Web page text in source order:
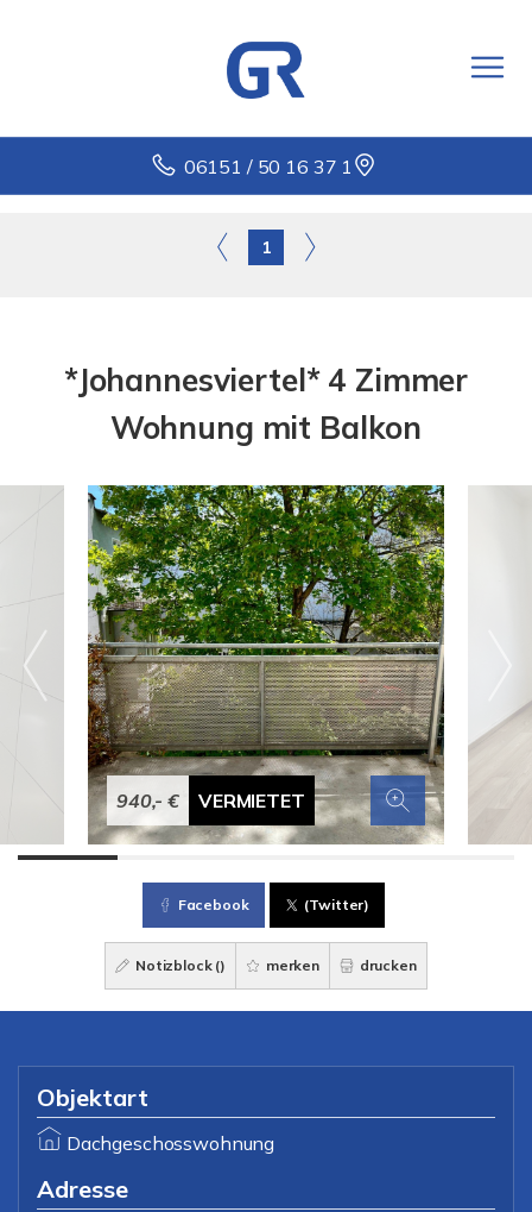
06151 / 50 16 37 1
1
*Johannesviertel* 4 Zimmer
Wohnung mit Balkon
940,- € VERMIETET
Facebook (Twitter)
Notizblock () merken drucken
Objektart
Dachgeschosswohnung
Adresse